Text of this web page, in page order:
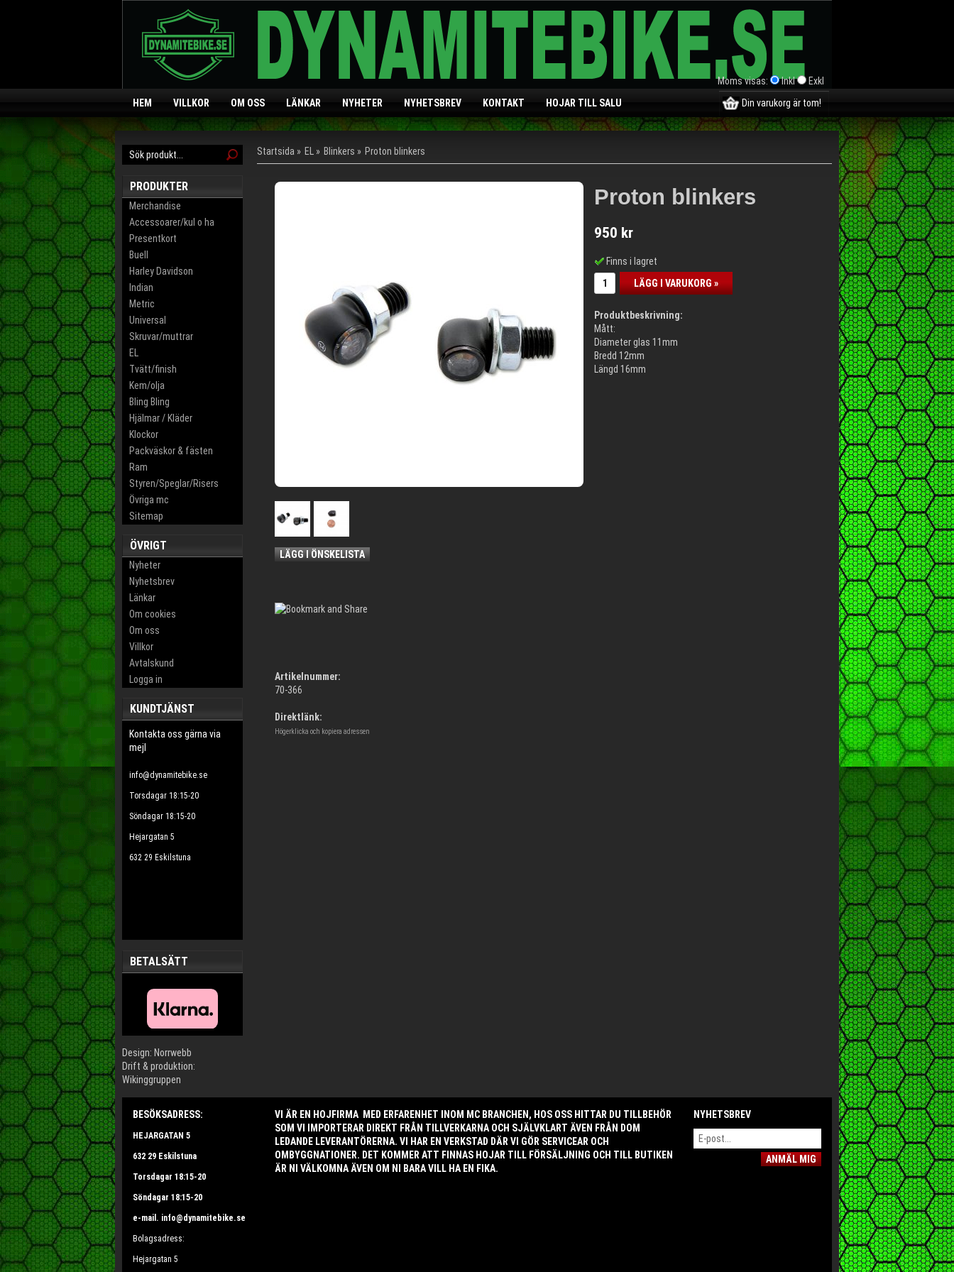
Moms visas: Inkl
Exkl
HEM
VILLKOR OM OSS LÄNKAR NYHETER NYHETSBREV KONTAKT HOJAR TILL SALU Din varukorg är tom!
PRODUKTER
Merchandise
Accessoarer/kul o ha
Presentkort
Buell
Harley Davidson
Indian
Metric
Universal
Skruvar/muttrar
EL
Tvätt/finish
Kem/olja
Bling Bling
Hjälmar / Kläder
Klockor
Packväskor & fästen
Ram
Styren/Speglar/Risers
Övriga mc
Sitemap
ÖVRIGT
Nyheter
Nyhetsbrev
Länkar
Om cookies
Om oss
Villkor
Avtalskund
Logga in
KUNDTJÄNST
Kontakta oss gärna via
mejl
info@dynamitebike.se
Torsdagar 18:15-20
Söndagar 18:15-20
Hejargatan 5
632 29 Eskilstuna
BETALSÄTT
Design: Norrwebb
Drift & produktion:
Wikinggruppen
Startsida » EL » Blinkers » Proton blinkers
LÄGG I ÖNSKELISTA
Artikelnummer:
70-366
Direktlänk:
Högerklicka och kopiera adressen
Proton blinkers
950 kr
Finns i lagret
LÄGG I VARUKORG »
Produktbeskrivning:
Mått:
Diameter glas 11mm
Bredd 12mm
Längd 16mm
BESÖKSADRESS:
HEJARGATAN 5
632 29 Eskilstuna
Torsdagar 18:15-20
Söndagar 18:15-20
e-mail. info@dynamitebike.se
Bolagsadress:
Hejargatan 5
NYHETSBREV
ANMÄL MIG
VI ÄR EN HOJFIRMA MED ERFARENHET INOM MC BRANCHEN, HOS OSS HITTAR DU TILLBEHÖR
SOM VI IMPORTERAR DIREKT FRÅN TILLVERKARNA OCH SJÄLVKLART ÄVEN FRÅN DOM
LEDANDE LEVERANTÖRERNA. VI HAR EN VERKSTAD DÄR VI GÖR SERVICEAR OCH
OMBYGGNATIONER. DET KOMMER ATT FINNAS HOJAR TILL FÖRSÄLJNING OCH TILL BUTIKEN
ÄR NI VÄLKOMNA ÄVEN OM NI BARA VILL HA EN FIKA.